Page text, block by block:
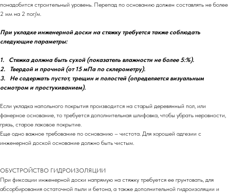
понадобится строительный уровень. Перепад по основанию должен составлять не более
2 мм на 2 пог/м.
При укладке инженерной доски на стяжку требуется также соблюдать
следующие параметры:
1. Стяжка должна быть сухой (показатель влажности не более 5:%).
2. Твердой и прочной (от 15 мПа по склерометру).
3. Не содержать пустот, трещин и полостей (определяется визуальным
осмотром и простукиванием).
Если укладка напольного покрытия производится на старый деревянный пол, или
фанерное основание, то требуется дополнительная шлифовка, чтобы убрать неровности,
грязь, старое лаковое покрытие.
Еще одно важное требование по основанию – чистота. Для хорошей адгезии с
инженерной доской основание должно быть чистым.
ОБУСТРОЙСТВО ГИДРОИЗОЛЯЦИИ
При фиксации инженерной доски напрямую на стяжку требуется ее грунтовать, для
абсорбирования остаточной пыли и бетона, а также дополнительной гидроизоляции и